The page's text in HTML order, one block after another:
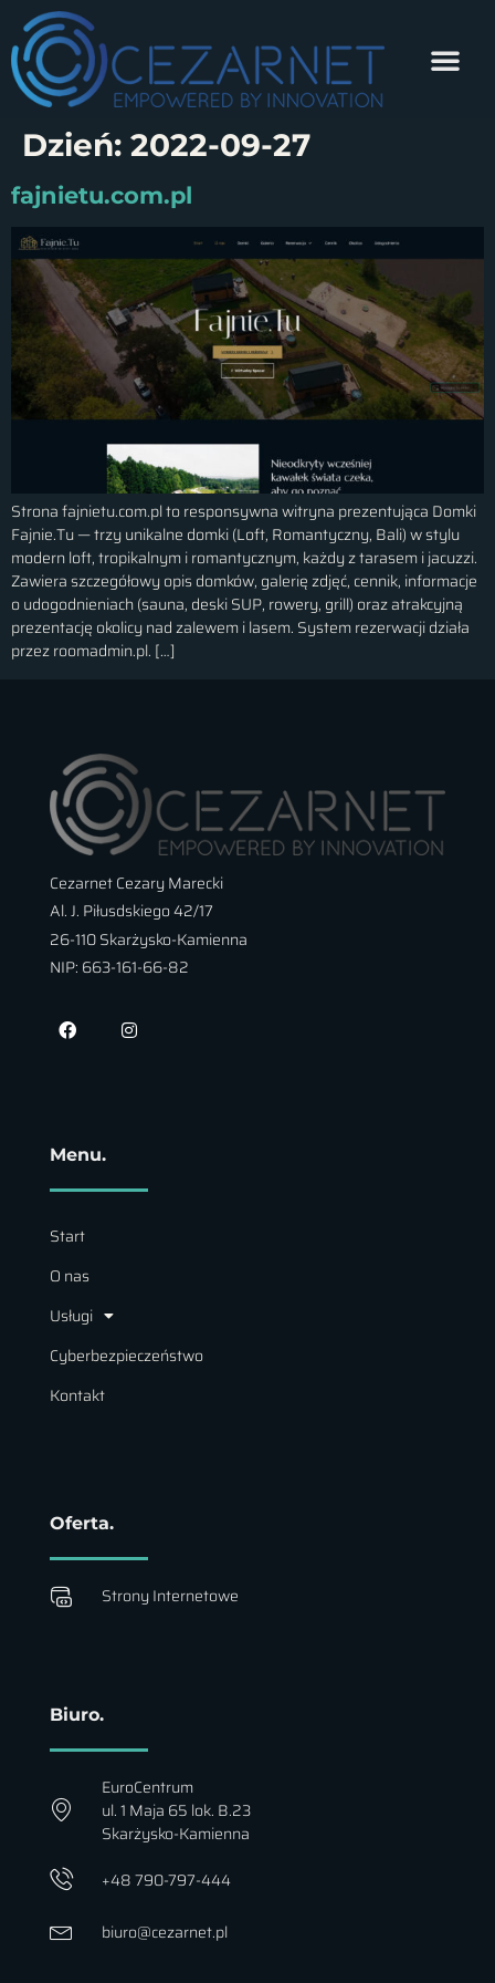
Dzień: 2022-09-27
fajnietu.com.pl
Strona fajnietu.com.pl to responsywna witryna prezentująca Domki
Fajnie.Tu — trzy unikalne domki (Loft, Romantyczny, Bali) w stylu
modern loft, tropikalnym i romantycznym, każdy z tarasem i jacuzzi.
Zawiera szczegółowy opis domków, galerię zdjęć, cennik, informacje
o udogodnieniach (sauna, deski SUP, rowery, grill) oraz atrakcyjną
prezentację okolicy nad zalewem i lasem. System rezerwacji działa
przez roomadmin.pl. […]
Cezarnet Cezary Marecki
Al. J. Piłusdskiego 42/17
26-110 Skarżysko-Kamienna
NIP: 663-161-66-82
Menu.
Start
O nas
Usługi
Cyberbezpieczeństwo
Kontakt
Oferta.
Strony Internetowe
Biuro.
EuroCentrum
ul. 1 Maja 65 lok. B.23
Skarżysko-Kamienna
+48 790-797-444
biuro@cezarnet.pl